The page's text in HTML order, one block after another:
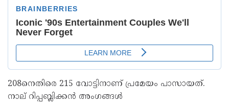
208നെതിരെ 215 വോട്ടിനാണ് പ്രമേയം പാസായത്.
നാല് റിപ്പബ്ലിക്കന്‍ അംഗങ്ങള്‍